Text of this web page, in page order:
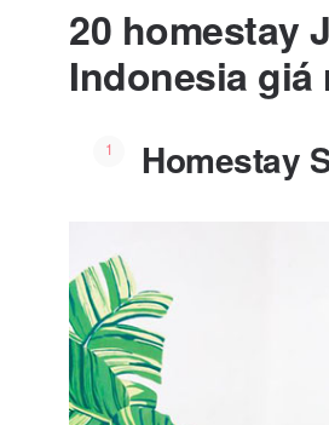
20 homestay
Indonesia giá
Homestay